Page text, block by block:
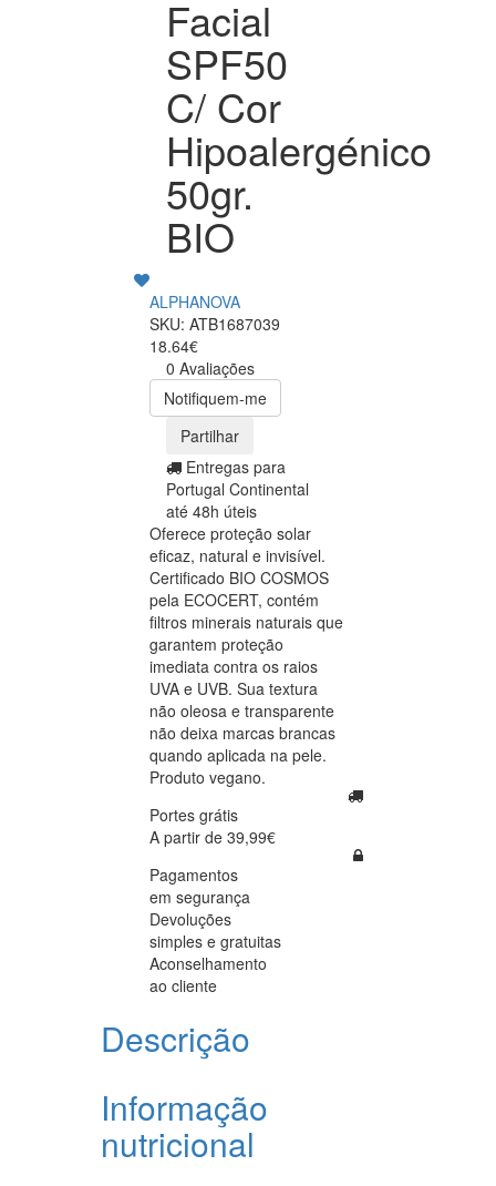
Facial
SPF50
C/ Cor
Hipoalergénico
50gr.
BIO
ALPHANOVA
SKU: ATB1687039
18.64€
0 Avaliações
Notifiquem-me
Partilhar
Entregas para
Portugal Continental
até 48h úteis
Oferece proteção solar
eficaz, natural e invisível.
Certificado BIO COSMOS
pela ECOCERT, contém
filtros minerais naturais que
garantem proteção
imediata contra os raios
UVA e UVB. Sua textura
não oleosa e transparente
não deixa marcas brancas
quando aplicada na pele.
Produto vegano.
Portes grátis
A partir de 39,99€
Pagamentos
em segurança
Devoluções
simples e gratuitas
Aconselhamento
ao cliente
Descrição
Informação
nutricional